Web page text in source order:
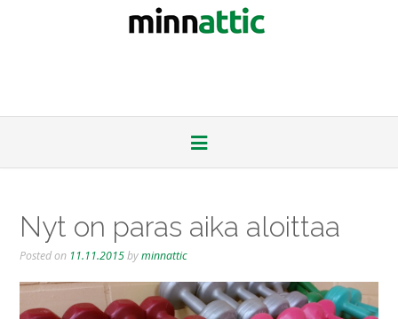
Nyt on paras aika aloittaa
Posted on 11.11.2015byminnattic